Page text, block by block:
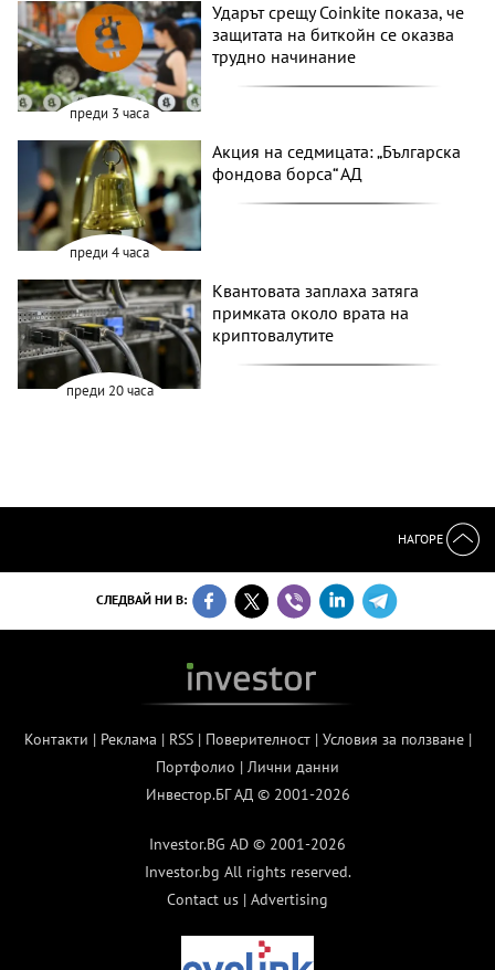
преди 3 часа
Ударът срещу Coinkite показа, че
защитата на биткойн се оказва
трудно начинание
преди 4 часа
Акция на седмицата: „Българска
фондова борса“ АД
преди 20 часа
Квантовата заплаха затяга
примката около врата на
криптовалутите
НАГОРЕ
СЛЕДВАЙ НИ В:
Контакти | Реклама | RSS| Поверителност| Условия за ползване|
Портфолио | Лични данни
Инвестор.БГ АД © 2001-2026
Investor.BG AD © 2001-2026
Investor.bg All rights reserved.
Contact us | Advertising